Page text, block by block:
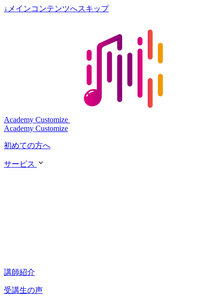
↓ メインコンテンツへスキップ
Academy Customize
Academy Customize
初めての方へ
サービス
講師紹介
受講生の声